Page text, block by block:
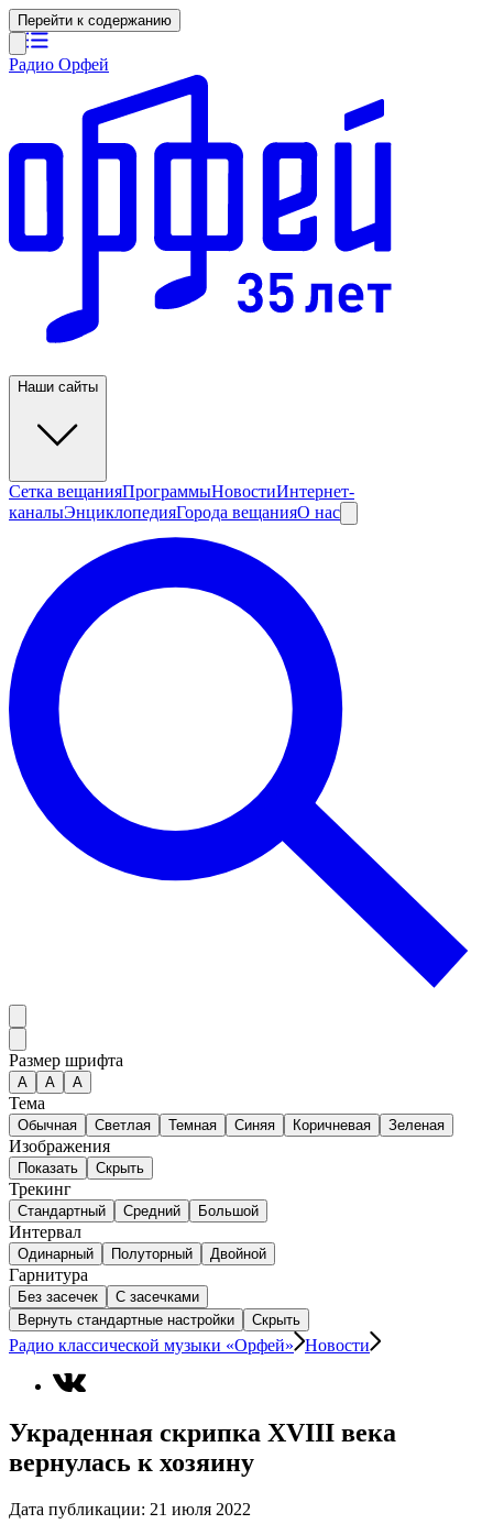
Перейти к содержанию
Радио Орфей
Наши сайты
Сетка вещанияПрограммыНовостиИнтернет-
каналыЭнциклопедияГорода вещанияО нас
Размер шрифта
А A A
Тема
Обычная Светлая Темная Синяя Коричневая Зеленая
Изображения
Показать Скрыть
Трекинг
Стандартный Средний Большой
Интервал
Одинарный Полуторный Двойной
Гарнитура
Без засечек
С засечками
Вернуть стандартные настройки
Скрыть
Радио классической музыки «Орфей» Новости
Украденная скрипка XVIII века
вернулась к хозяину
Дата публикации: 21 июля 2022